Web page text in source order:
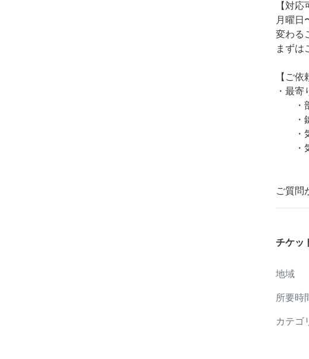
【対応
月曜日
変わる
まずは
【ご
・最
・部
・鍵
・気
・気
ご質問
チケッ
地域
所要時
カテゴ